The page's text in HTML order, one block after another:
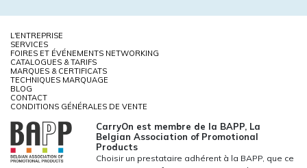
L'ENTREPRISE
SERVICES
FOIRES ET ÉVÉNEMENTS NETWORKING
CATALOGUES & TARIFS
MARQUES & CERTIFICATS
TECHNIQUES MARQUAGE
BLOG
CONTACT
CONDITIONS GÉNÉRALES DE VENTE
CarryOn est membre de la BAPP, La
Belgian Association of Promotional
Products
Choisir un prestataire adhérent à la BAPP, que ce